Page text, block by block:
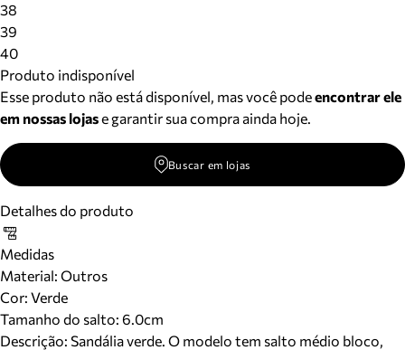
38
39
40
Produto indisponível
Esse produto não está disponível, mas você podeencontrar ele
em nossas lojase garantir sua compra ainda hoje.
Buscar em lojas
Detalhes do produto
Medidas
Material: Outros
Cor: Verde
Tamanho do salto: 6.0cm
Descrição: Sandália verde. O modelo tem salto médio bloco,